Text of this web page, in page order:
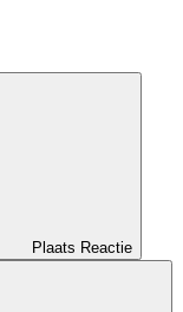
Plaats Reactie